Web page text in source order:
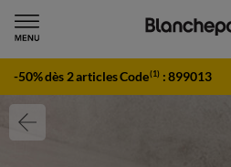
-50% dès 2 articles Code(1) :899013